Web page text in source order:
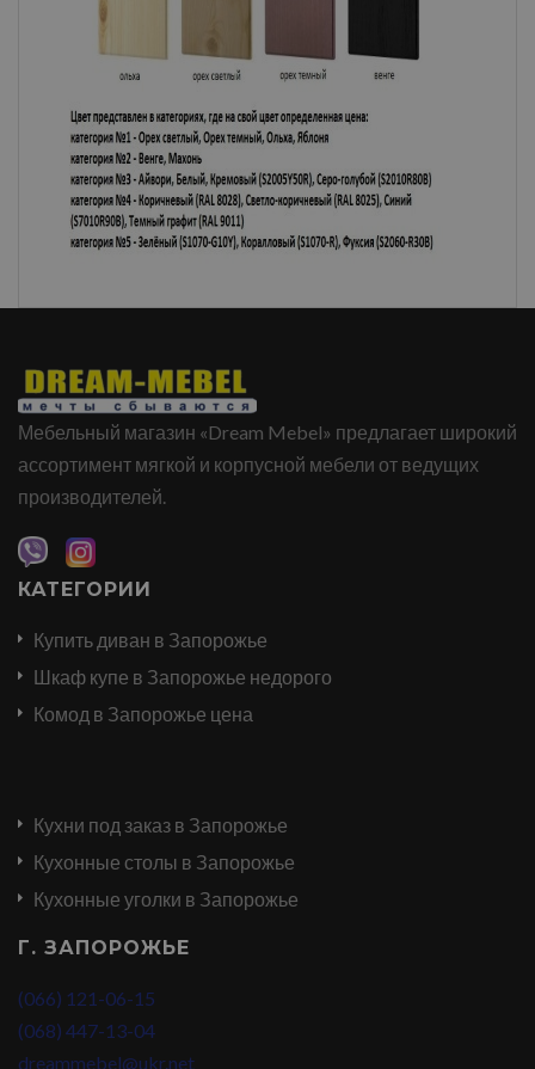
Мебельный магазин «Dream Mebel» предлагает широкий
ассортимент мягкой и корпусной мебели от ведущих
производителей.
КАТЕГОРИИ
Купить диван в Запорожье
Шкаф купе в Запорожье недорого
Комод в Запорожье цена
Кухни под заказ в Запорожье
Кухонные столы в Запорожье
Кухонные уголки в Запорожье
Г. ЗАПОРОЖЬЕ
(066) 121-06-15
(068) 447-13-04
dreammebel@ukr.net